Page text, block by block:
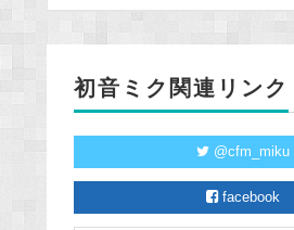
初音ミク関連リンク
@cfm_miku
facebook